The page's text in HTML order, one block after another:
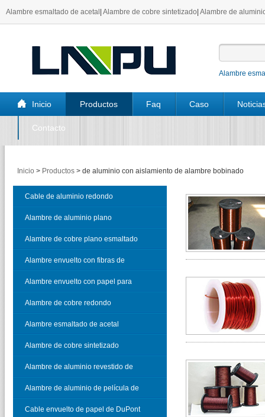
Alambre esmaltado de acetal Alambre de cobre sintetizado Alambre de
Alambre
Inicio Productos Faq Caso
Contacto
Inicio > Productos > de aluminio con aislamiento de alambre bobinado
Cable de aluminio redondo
esmaltado
Alambre de aluminio plano
esmaltado
Alambre de cobre plano esmaltado
Alambre envuelto con fibras de
vidrio
Alambre envuelto con papel para
cable telefónico
Alambre de cobre redondo
esmaltado
Alambre esmaltado de acetal
Alambre de cobre sintetizado
Alambre de aluminio revestido de
cobre esmaltado
Alambre de aluminio de película de
óxido
Cable envuelto de papel de DuPont